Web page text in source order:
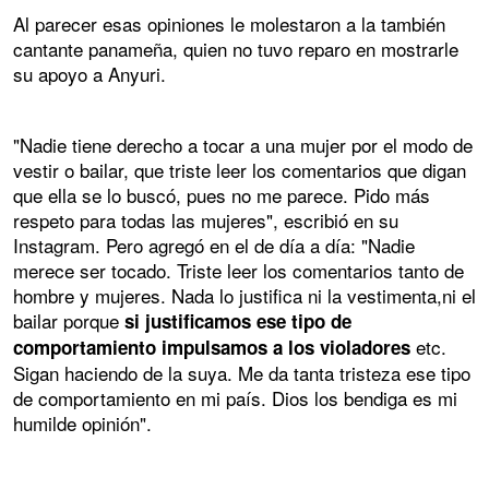
Al parecer esas opiniones le molestaron a la también
cantante panameña, quien no tuvo reparo en mostrarle
su apoyo a Anyuri.
"Nadie tiene derecho a tocar a una mujer por el modo de
vestir o bailar, que triste leer los comentarios que digan
que ella se lo buscó, pues no me parece. Pido más
respeto para todas las mujeres", escribió en su
Instagram. Pero agregó en el de día a día: "Nadie
merece ser tocado. Triste leer los comentarios tanto de
hombre y mujeres. Nada lo justifica ni la vestimenta,ni el
bailar porque si justificamos ese tipo de
comportamiento impulsamos a los violadores etc.
Sigan haciendo de la suya. Me da tanta tristeza ese tipo
de comportamiento en mi país. Dios los bendiga es mi
humilde opinión".